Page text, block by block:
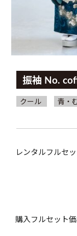
振袖 No.
クール 青・
レンタルフルセ
購入フルセッ